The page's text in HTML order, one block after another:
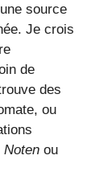
source
Je crois
de
des
ou
Noten ou